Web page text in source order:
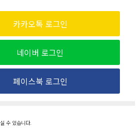
카카오톡 로그인
네이버 로그인
페이스북 로그인
수 있습니다.